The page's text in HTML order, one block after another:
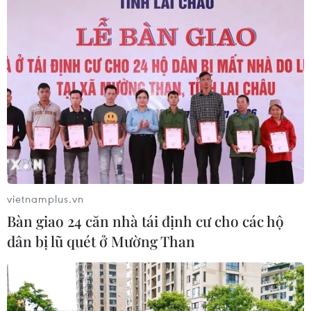
CƠ QUAN CHỦ QUẢN: THÔNG TẤN XÃ VIỆT NAM
Tổng Biên tập: TRẦN TIẾN DUẨN
Phó Tổng Biên tập: NGUYỄN THỊ TÁM, KHÚC THANH
THỦY
Sở hữu trí tuệ
Quy định sử dụng
RSS
Hỗ trợ
Ngôn ngữ
Dịch vụ tin
Quảng cáo
vietnamplus.vn
Bàn giao 24 căn nhà tái định cư cho các hộ
dân bị lũ quét ở Mường Than